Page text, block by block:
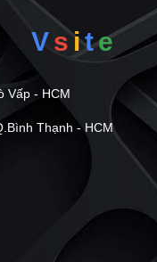
Vsite
Vấp - HCM
Thạnh - HCM